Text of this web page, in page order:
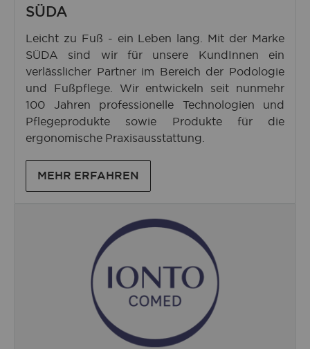
SÜDA
Leicht zu Fuß - ein Leben lang. Mit der Marke
SÜDA sind wir für unsere KundInnen ein
verlässlicher Partner im Bereich der Podologie
und Fußpflege. Wir entwickeln seit nunmehr
100 Jahren professionelle Technologien und
Pflegeprodukte sowie Produkte für die
ergonomische Praxisausstattung.
MEHR ERFAHREN